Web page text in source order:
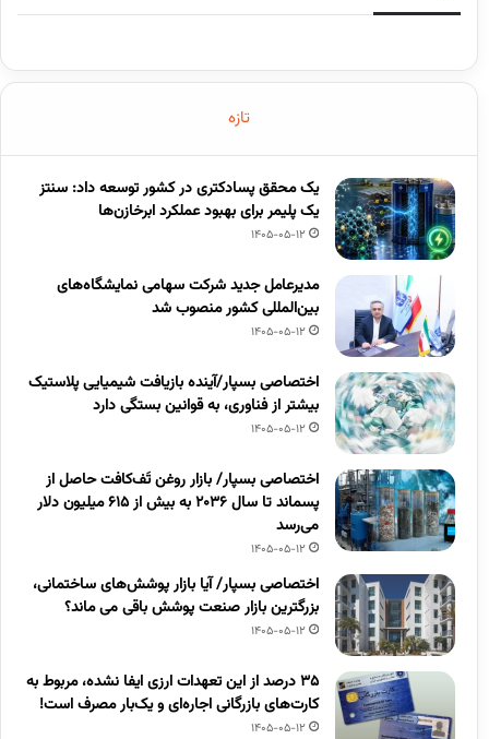
تازه
یک محقق پسادکتری در کشور توسعه داد: سنتز
یک پلیمر برای بهبود عملکرد ابرخازن‌ها
1405-05-12
مدیرعامل جدید شرکت سهامی نمایشگاه‌های
بین‌المللی کشور منصوب شد
1405-05-12
اختصاصی بسپار/آینده بازیافت شیمیایی پلاستیک
بیشتر از فناوری، به قوانین بستگی دارد
1405-05-12
اختصاصی بسپار/ بازار روغن تَف‌کافت حاصل از
پسماند تا سال ۲۰۳۶ به بیش از ۶۱۵ میلیون دلار
می‌رسد
1405-05-12
اختصاصی بسپار/ آیا بازار پوشش‌های ساختمانی،
بزرگترین بازار صنعت پوشش باقی می ماند؟
1405-05-12
۳۵ درصد از این تعهدات ارزی ایفا نشده، مربوط به
کارت‌های بازرگانی اجاره‌ای و یک‌بار مصرف است!
1405-05-12